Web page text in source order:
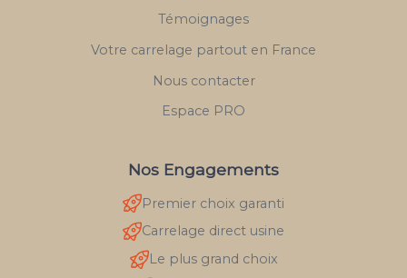
Témoignages
Votre carrelage partout en France
Nous contacter
Espace PRO
Nos Engagements
Premier choix garanti
Carrelage direct usine
Le plus grand choix